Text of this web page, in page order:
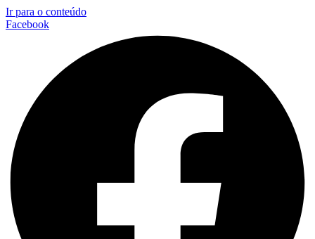
Ir para o conteúdo
Facebook